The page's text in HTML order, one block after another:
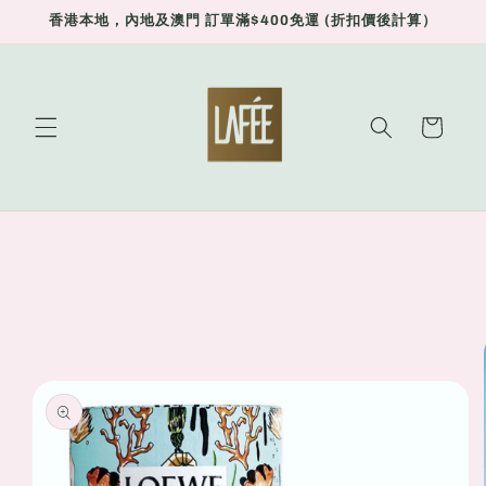
Skip to
香港本地，內地及澳門 訂單滿$400免運 (折扣價後計算）
Cart